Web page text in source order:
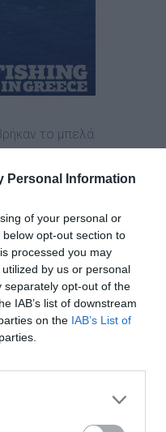
Personal Information
of your personal or
opt-out section to
processed you may
by us or personal
separately opt-out of the
IAB’s list of downstream
on the IAB’s List of
το μπελά
θα τους
άτομα, ο
με αυτό
που